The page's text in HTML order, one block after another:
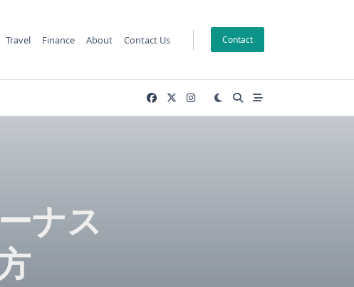
Travel Finance About Contact Us Contact
ナス